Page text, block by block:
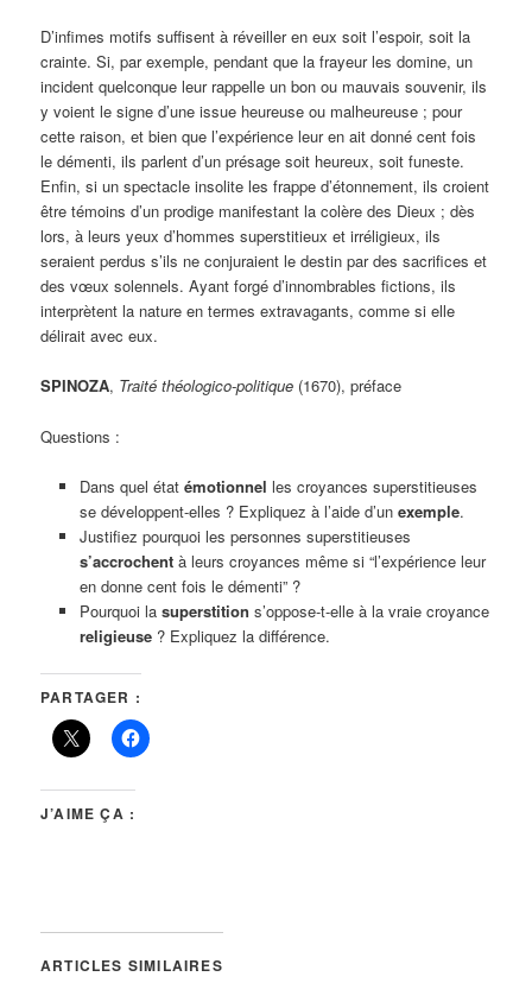
D’infimes motifs suffisent à réveiller en eux soit l’espoir, soit la
crainte. Si, par exemple, pendant que la frayeur les domine, un
incident quelconque leur rappelle un bon ou mauvais souvenir, ils
y voient le signe d’une issue heureuse ou malheureuse ; pour
cette raison, et bien que l’expérience leur en ait donné cent fois
le démenti, ils parlent d’un présage soit heureux, soit funeste.
Enfin, si un spectacle insolite les frappe d’étonnement, ils croient
être témoins d’un prodige manifestant la colère des Dieux ; dès
lors, à leurs yeux d’hommes superstitieux et irréligieux, ils
seraient perdus s’ils ne conjuraient le destin par des sacrifices et
des vœux solennels. Ayant forgé d’innombrables fictions, ils
interprètent la nature en termes extravagants, comme si elle
délirait avec eux.
SPINOZA, Traité théologico-politique (1670), préface
Questions :
Dans quel état émotionnel les croyances superstitieuses
se développent-elles ? Expliquez à l’aide d’un exemple.
Justifiez pourquoi les personnes superstitieuses
s’accrochentà leurs croyances même si “l’expérience leur
en donne cent fois le démenti” ?
Pourquoi la superstition s’oppose-t-elle à la vraie croyance
religieuse? Expliquez la différence.
PARTAGER :
J’AIME ÇA :
ARTICLES SIMILAIRES